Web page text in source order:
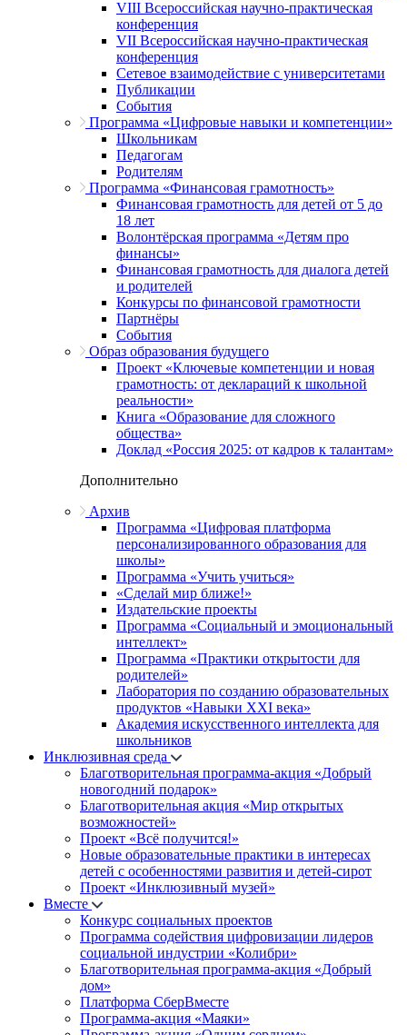
VIII Всероссийская научно-практическая
конференция
VII Всероссийская научно-практическая
конференция
Сетевое взаимодействие с университетами
Публикации
События
Программа «Цифровые навыки и компетенции»
Школьникам
Педагогам
Родителям
Программа «Финансовая грамотность»
Финансовая грамотность для детей от 5 до
18 лет
Волонтёрская программа «Детям про
финансы»
Финансовая грамотность для диалога детей
и родителей
Конкурсы по финансовой грамотности
Партнёры
События
Образ образования будущего
Проект «Ключевые компетенции и новая
грамотность: от деклараций к школьной
реальности»
Книга «Образование для сложного
общества»
Доклад «Россия 2025: от кадров к талантам»
Дополнительно
Архив
Программа «Цифровая платформа
персонализированного образования для
школы»
Программа «Учить учиться»
«Сделай мир ближе!»
Издательские проекты
Программа «Социальный и эмоциональный
интеллект»
Программа «Практики открытости для
родителей»
Лаборатория по созданию образовательных
продуктов «Навыки XXI века»
Академия искусственного интеллекта для
школьников
Инклюзивная среда
Благотворительная программа-акция «Добрый
новогодний подарок»
Благотворительная акция «Мир открытых
возможностей»
Проект «Всё получится!»
Новые образовательные практики в интересах
детей с особенностями развития и детей-сирот
Проект «Инклюзивный музей»
Вместе
Конкурс социальных проектов
Программа содействия цифровизации лидеров
социальной индустрии «Колибри»
Благотворительная программа-акция «Добрый
дом»
Платформа СберВместе
Программа-акция «Маяки»